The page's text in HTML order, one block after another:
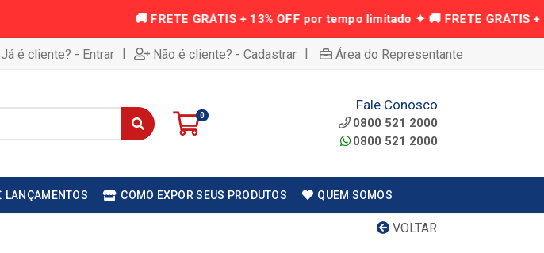
Já é cliente? - Entrar | Não é cliente? - Cadastrar | Área do Representante
0
Fale Conosco
0800 521 2000
0800 521 2000
LANÇAMENTOS COMO EXPOR SEUS PRODUTOS QUEM SOMOS
VOLTAR